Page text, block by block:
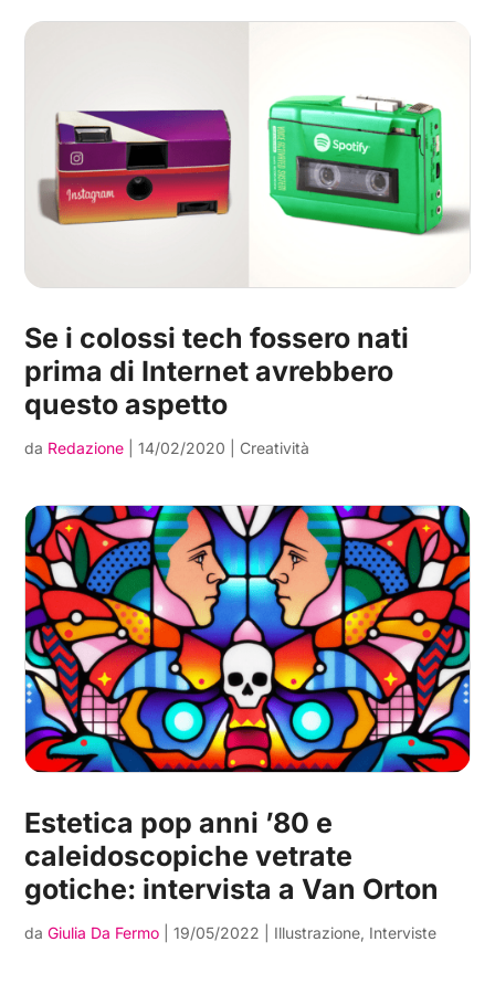
Se i colossi tech fossero nati
prima di Internet avrebbero
questo aspetto
da Redazione |14/02/2020 Creatività
Estetica pop anni ’80 e
caleidoscopiche vetrate
gotiche: intervista a Van Orton
daGiulia Da Fermo |19/05/2022 Illustrazione, Interviste